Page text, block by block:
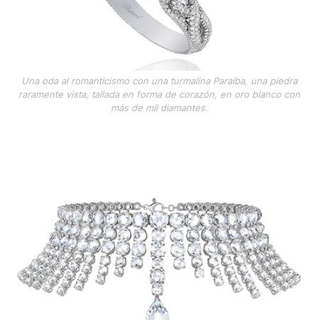
Una oda al romanticismo con una turmalina Paraíba, una piedra
raramente vista, tallada en forma de corazón, en oro blanco con
más de mil diamantes.